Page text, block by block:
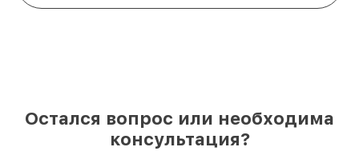
Остался вопрос или необходима
консультация?